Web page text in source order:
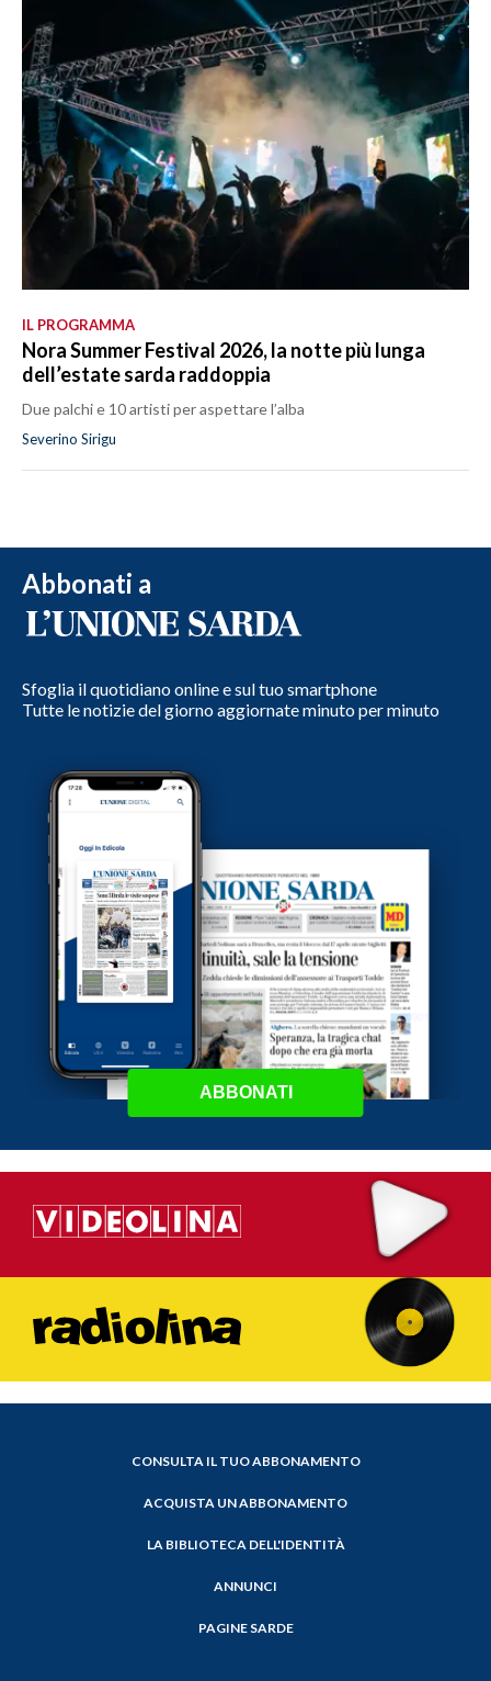
IL PROGRAMMA
Nora Summer Festival 2026, la notte più lunga
dell’estate sarda raddoppia
Due palchi e 10 artisti per aspettare l’alba
Severino Sirigu
Abbonati a
Sfoglia il quotidiano online e sul tuo smartphone
Tutte le notizie del giorno aggiornate minuto per minuto
ABBONATI
CONSULTA IL TUO ABBONAMENTO
ACQUISTA UN ABBONAMENTO
LA BIBLIOTECA DELL'IDENTITÀ
ANNUNCI
PAGINE SARDE